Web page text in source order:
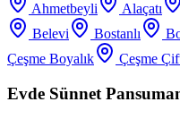
Ahmetbeyli Alaçatı
Belevi
Bostanlı
Çeşme Boyalık
Çeşme
Evde Sünnet